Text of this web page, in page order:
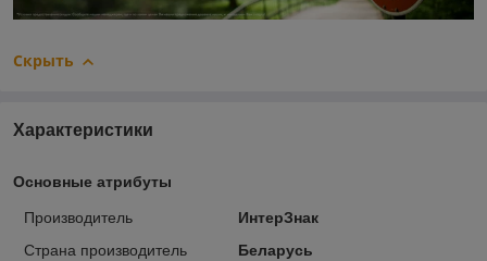
Скрыть
Характеристики
Основные атрибуты
Производитель
ИнтерЗнак
Страна производитель
Беларусь